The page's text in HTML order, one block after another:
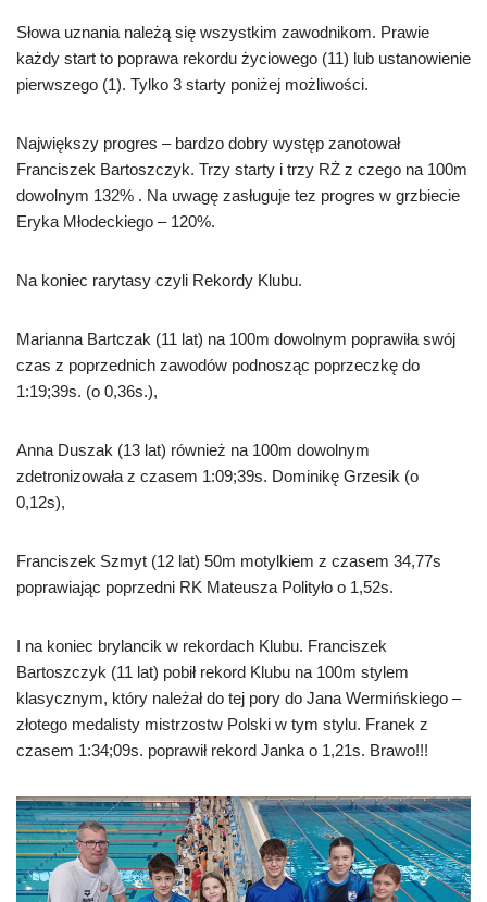
Słowa uznania należą się wszystkim zawodnikom. Prawie
każdy start to poprawa rekordu życiowego (11) lub ustanowienie
pierwszego (1). Tylko 3 starty poniżej możliwości.
Największy progres – bardzo dobry występ zanotował
Franciszek Bartoszczyk. Trzy starty i trzy RŻ z czego na 100m
dowolnym 132% . Na uwagę zasługuje tez progres w grzbiecie
Eryka Młodeckiego – 120%.
Na koniec rarytasy czyli Rekordy Klubu.
Marianna Bartczak (11 lat) na 100m dowolnym poprawiła swój
czas z poprzednich zawodów podnosząc poprzeczkę do
1:19;39s. (o 0,36s.),
Anna Duszak (13 lat) również na 100m dowolnym
zdetronizowała z czasem 1:09;39s. Dominikę Grzesik (o
0,12s),
Franciszek Szmyt (12 lat) 50m motylkiem z czasem 34,77s
poprawiając poprzedni RK Mateusza Polityło o 1,52s.
I na koniec brylancik w rekordach Klubu. Franciszek
Bartoszczyk (11 lat) pobił rekord Klubu na 100m stylem
klasycznym, który należał do tej pory do Jana Wermińskiego –
złotego medalisty mistrzostw Polski w tym stylu. Franek z
czasem 1:34;09s. poprawił rekord Janka o 1,21s. Brawo!!!